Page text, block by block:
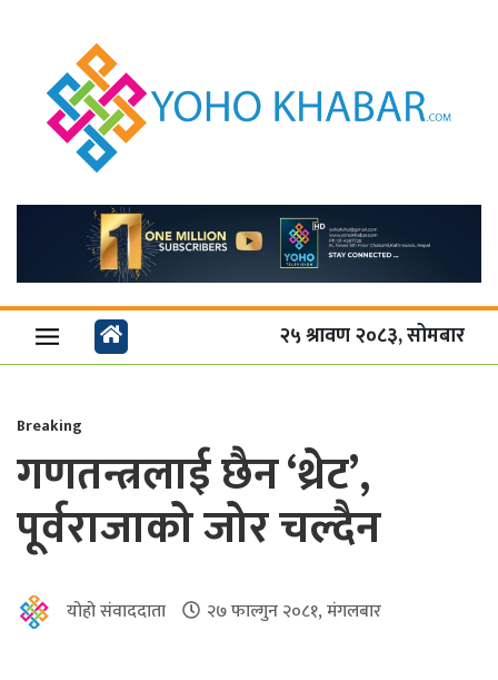
२५ श्रावण २०८३, सोमबार
Breaking
गणतन्त्रलाई छैन ‘थ्रेट’,
पूर्वराजाको जोर चल्दैन
योहो संवाददाता २७ फाल्गुन २०८१, मंगलबार